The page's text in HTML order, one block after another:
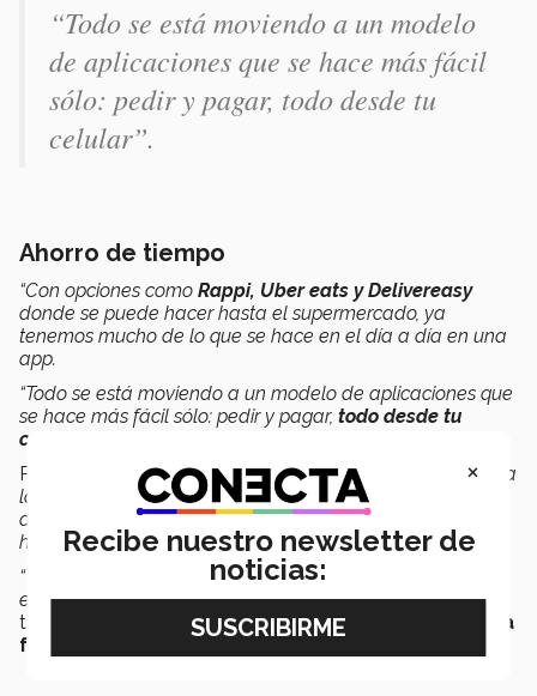
“Todo se está moviendo a un modelo
de aplicaciones que se hace más fácil
sólo: pedir y pagar, todo desde tu
celular”.
Ahorro de tiempo
“Con opciones como Rappi, Uber eats y Delivereasy
donde se puede hacer hasta el supermercado, ya
tenemos mucho de lo que se hace en el día a día en una
app.
“Todo se está moviendo a un modelo de aplicaciones que
se hace más fácil sólo: pedir y pagar, todo desde tu
celular
Por último, Moscosa recomendó“dejar de tener miedo a
las aplicaciones. Es seguro, el celular tiene la posibilidad
de
guardar todos tus biométricoscomo cara, rostro,
huella digital y contraseñas.
“Te puedes sentir -como usuario- más seguro de lo que
estás manejando”.Recordó que se trata de una
tecnología que ya está aquí y es mejor
aprovecharla a
favor de las mamás y toda la familia.
×
Recibe nuestro newsletter de
noticias: